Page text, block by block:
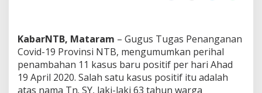
t
a
m
b
a
h
KabarNTB, Mataram – Gugus Tugas Penanganan
Covid-19 Provinsi NTB, mengumumkan perihal
penambahan 11 kasus baru positif per hari Ahad
19 April 2020. Salah satu kasus positif itu adalah
atas nama Tn. SY, laki-laki 63 tahun warga